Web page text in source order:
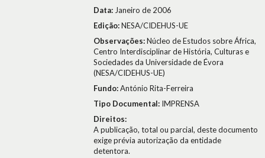
Data: Janeiro de 2006
Edição:NESA/CIDEHUS-UE
Observações:Núcleo de Estudos sobre África,
Centro Interdisciplinar de História, Culturas e
Sociedades da Universidade de Évora
(NESA/CIDEHUS-UE)
Fundo:António Rita-Ferreira
Tipo Documental: IMPRENSA
Direitos:
A publicação, total ou parcial, deste documento
exige prévia autorização da entidade
detentora.